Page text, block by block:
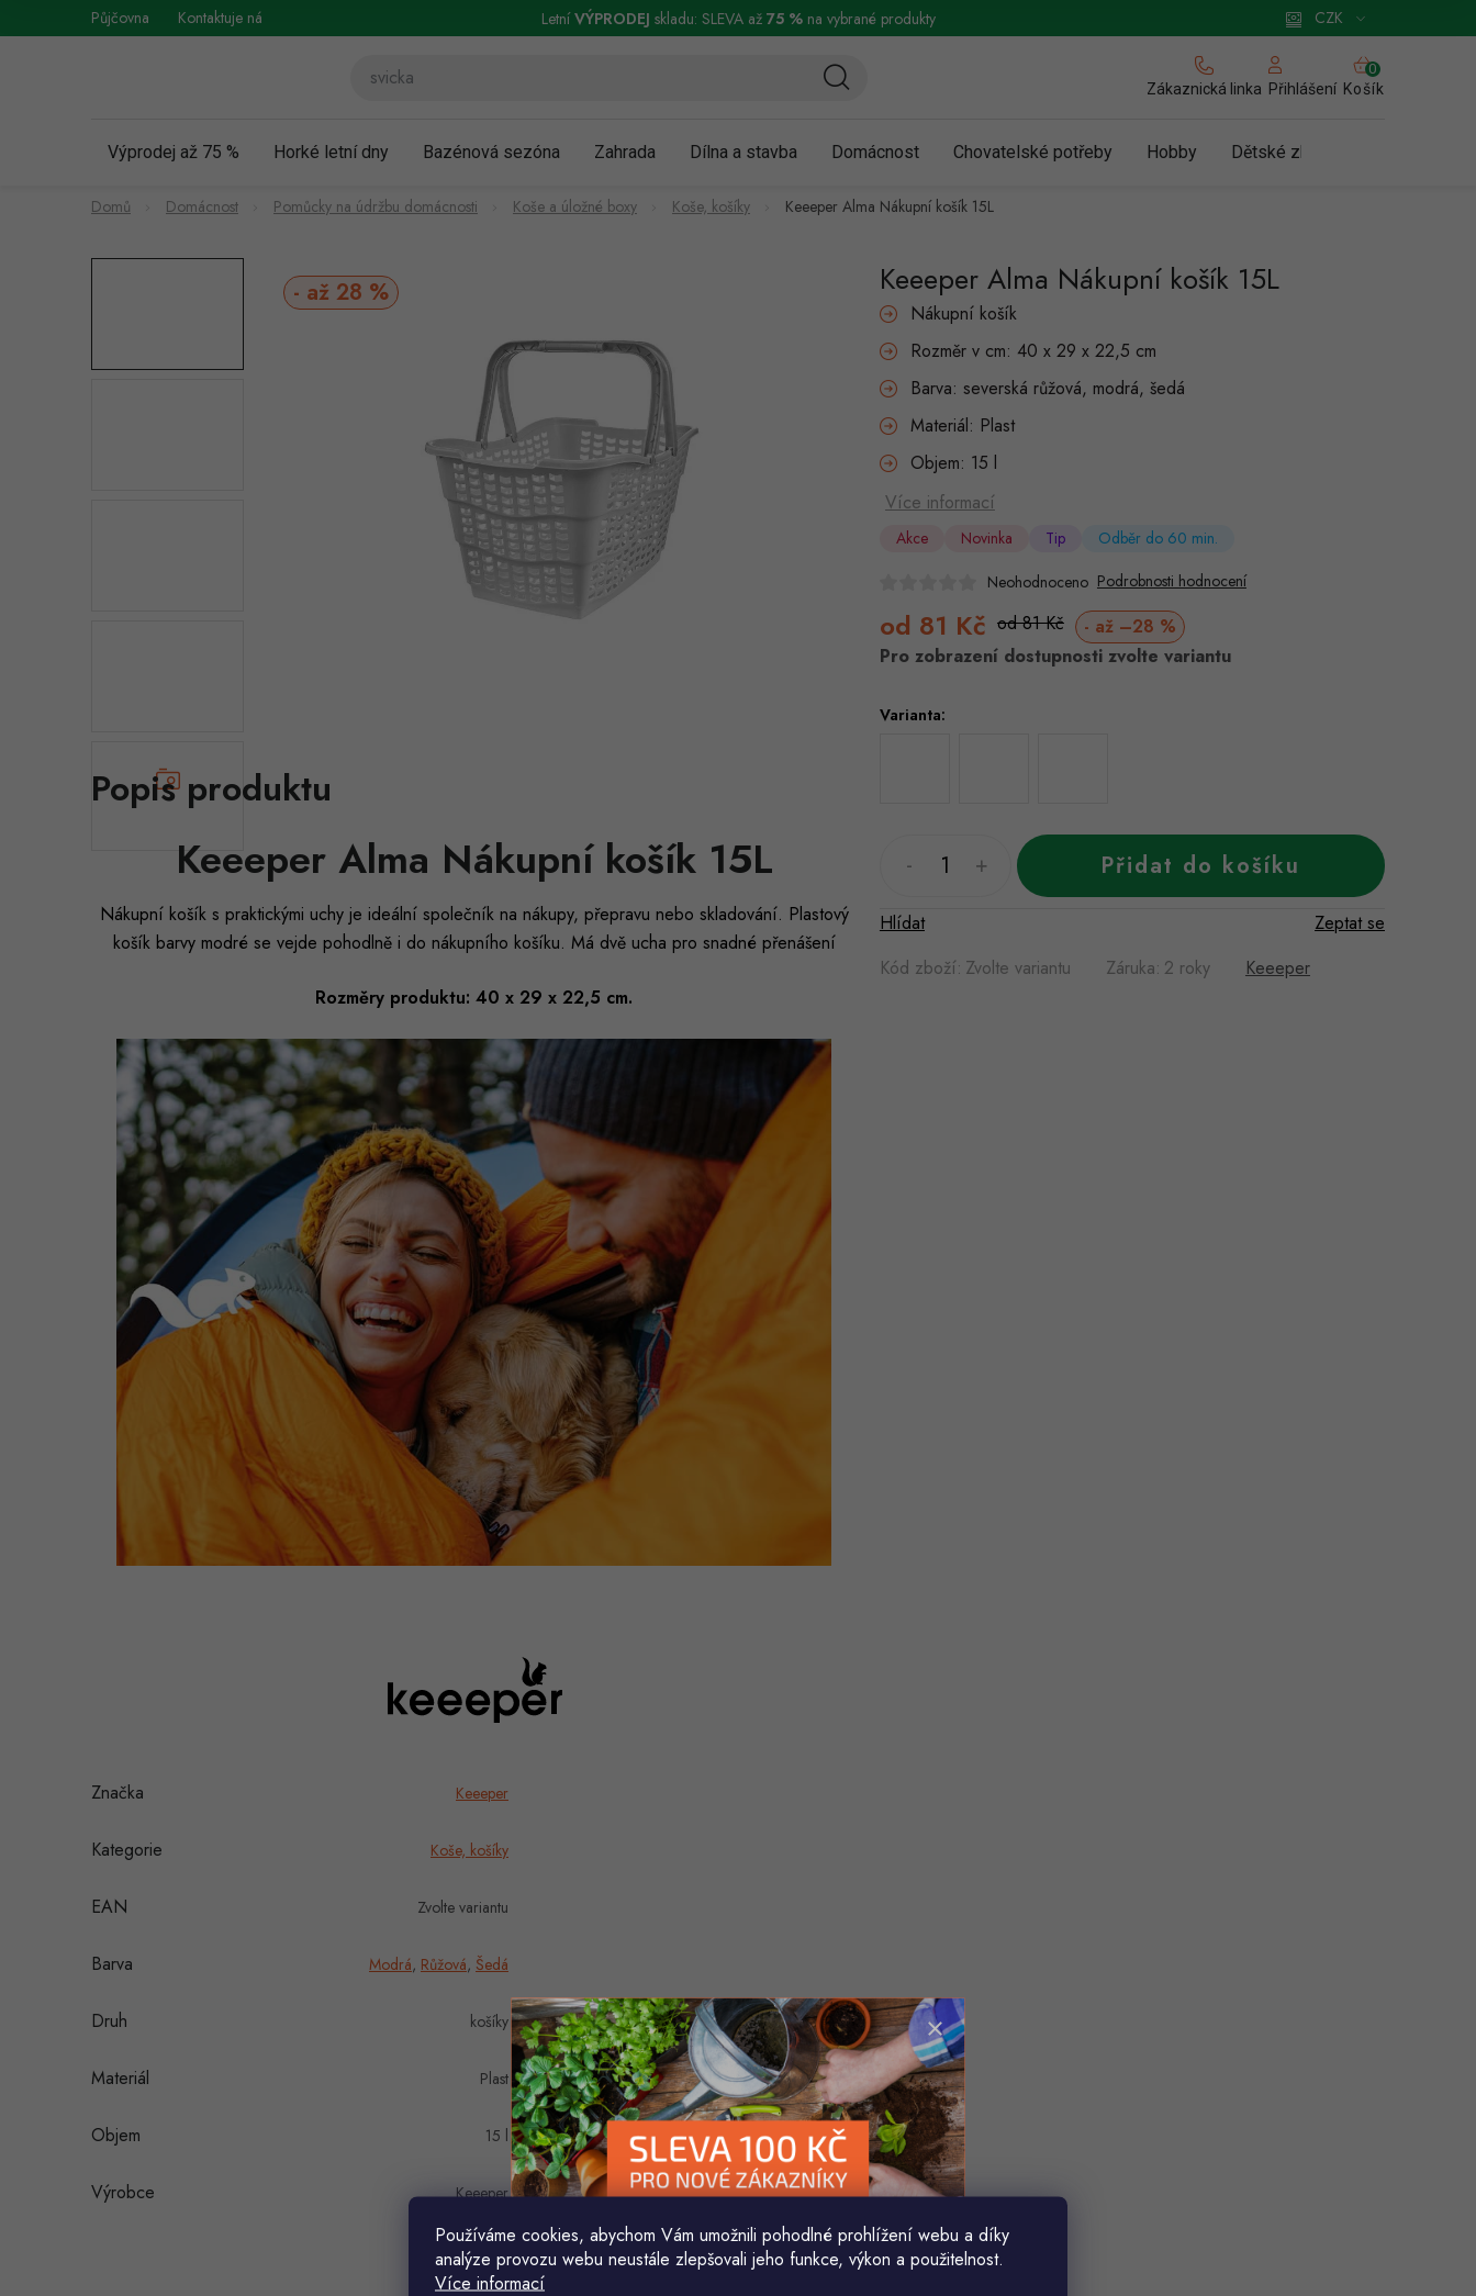
Používáme cookies, abychom Vám umožnili pohodlné prohlížení webu a díky
analýze provozu webu neustále zlepšovali jeho funkce, výkon a použitelnost.
Více informací
na
Půjčovna Kontaktuje nás Vrácení a reklamace Podmínky ochrany osobních údajů Obchodní podmínky pro podnikatele Zásady používání cookies
CZK
LetníVÝPRODEJ skladu: SLEVA až 75 %na vybrané produkty
Zákaznická linka Přihlášení
NÁKUPNÍ
KOŠÍK
Košík
Výprodej až 75 % Horké letní dny Bazénová sezóna Zahrada Dílna a stavba Domácnost Chovatelské potřeby Hobby Dětské zboží a hračky
Domů Domácnost Pomůcky na údržbu domácnosti Koše a úložné boxy Koše, košíky Keeeper Alma Nákupní košík 15L
Keeeper Alma Nákupní košík 15L
Akce Novinka Tip Odběr do 60 min.
Nákupní košík
Rozměr v cm: 40 x 29 x 22,5 cm
Barva: severská růžová, modrá, šedá
Materiál: Plast
Objem: 15 l
Více informací
Neohodnoceno Podrobnosti hodnocení
od 81 Kč až –28 %
od 81 Kč
cena:
Varianta:
Pro zobrazení dostupnosti zvolte variantu
Přidat do košíku
Kód zboží: Zvolte variantu Záruka: 2 roky Keeeper
Zeptat se
Hlídat
až 28 %
Popis produktu
Keeeper Alma Nákupní košík 15L
Nákupní košík s praktickými uchy je ideální společník na nákupy, přepravu nebo skladování. Plastový
košík barvy modré se vejde pohodlně i do nákupního košíku. Má dvě ucha pro snadné přenášení
Rozměry produktu: 40 x 29 x 22,5 cm.
Značka Keeeper
Kategorie Koše, košíky
EAN Zvolte variantu
Barva Modrá, Růžová, Šedá
Druh košíky
Materiál Plast
Objem 15 l
Výrobce Keeeper